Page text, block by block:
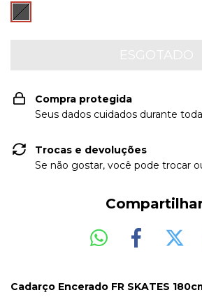
Compra protegida
Seus dados cuidados durante
Trocas e devoluções
Se não gostar, você pode trocar
Cadarço Encerado FR SKATES